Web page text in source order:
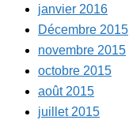
janvier 2016
Décembre 2015
novembre 2015
octobre 2015
août 2015
juillet 2015